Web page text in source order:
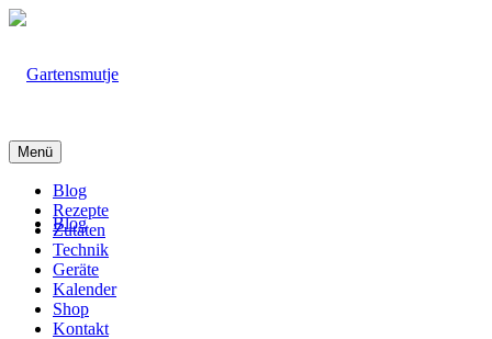
Blog
Menü
Blog
Rezepte
Zutaten
Technik
Geräte
Kalender
Shop
Kontakt